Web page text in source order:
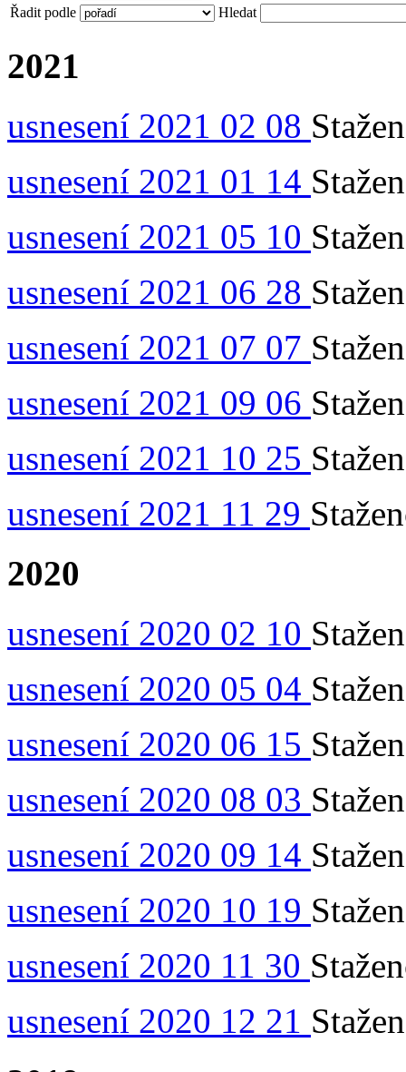
Řadit podle
Hledat
2021
usnesení 2021 02 08
usnesení 2021 01 14
usnesení 2021 05 10
usnesení 2021 06 28
usnesení 2021 07 07
usnesení 2021 09 06
usnesení 2021 10 25
usnesení 2021 11 29
2020
usnesení 2020 02 10
usnesení 2020 05 04
usnesení 2020 06 15
usnesení 2020 08 03
usnesení 2020 09 14
usnesení 2020 10 19
usnesení 2020 11 30
usnesení 2020 12 21